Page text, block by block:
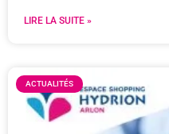
LIRE LA SUITE »
ACTUALITÉS